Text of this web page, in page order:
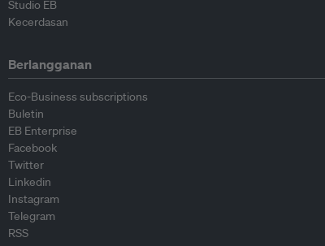
Studio EB
Kecerdasan
Berlangganan
Eco-Business subscriptions
Buletin
EB Enterprise
Facebook
Twitter
Linkedin
Instagram
Telegram
RSS